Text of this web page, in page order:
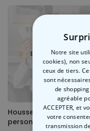
Bientôt disponible
Housse de coussin
personnalisée avec
Notre site
cookies), non
ceux de tiers.
sont
de
agréable
ACCEPTER, et
votre
transmission